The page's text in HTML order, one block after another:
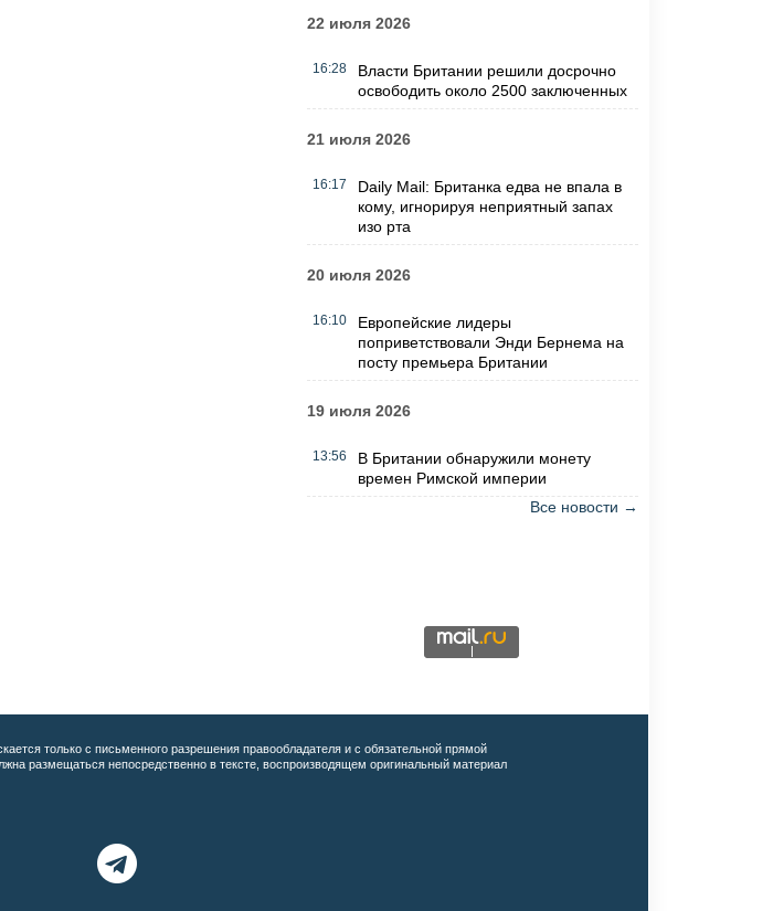
22 июля 2026
16:28
Власти Британии решили досрочно
освободить около 2500 заключенных
21 июля 2026
16:17
Daily Mail: Британка едва не впала в
кому, игнорируя неприятный запах
изо рта
20 июля 2026
16:10
Европейские лидеры
поприветствовали Энди Бернема на
посту премьера Британии
19 июля 2026
13:56
В Британии обнаружили монету
времен Римской империи
Все новости →
только с письменного разрешения правообладателя и с обязательной прямой
размещаться непосредственно в тексте, воспроизводящем оригинальный материал